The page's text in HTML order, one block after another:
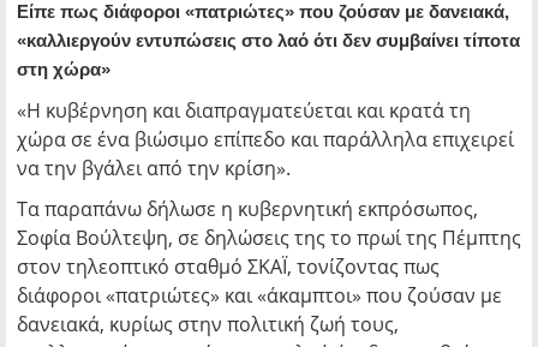
Είπε πως διάφοροι «πατριώτες» που ζούσαν με δανειακά,
«καλλιεργούν εντυπώσεις στο λαό ότι δεν συμβαίνει τίποτα
στη χώρα»
«Η κυβέρνηση και διαπραγματεύεται και κρατά τη
χώρα σε ένα βιώσιμο επίπεδο και παράλληλα επιχειρεί
να την βγάλει από την κρίση».
Τα παραπάνω δήλωσε η κυβερνητική εκπρόσωπος,
Σοφία Βούλτεψη, σε δηλώσεις της το πρωί της Πέμπτης
στον τηλεοπτικό σταθμό ΣΚΑΪ, τονίζοντας πως
διάφοροι «πατριώτες» και «άκαμπτοι» που ζούσαν με
δανειακά, κυρίως στην πολιτική ζωή τους,